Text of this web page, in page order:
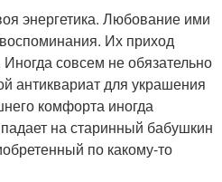
энергетика. Любование ими
Их приход
совсем не обязательно
антиквариат для украшения
комфорта иногда
на старинный бабушкин
по какому-то